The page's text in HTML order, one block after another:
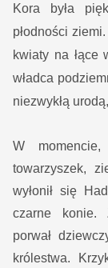
Kora była
płodności
kwiaty na łące
władca
niezwykłą
W
towarzyszek,
wyłonił się
czarne konie.
porwał
królestwa.